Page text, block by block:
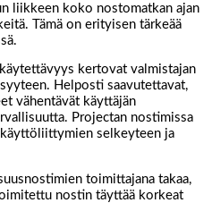
liikkeen koko nostomatkan ajan
Tämä on erityisen tärkeää
kertovat valmistajan
Helposti saavutettavat,
vähentävät käyttäjän
Projectan nostimissa
selkeyteen ja
toimittajana takaa,
nostin täyttää korkeat